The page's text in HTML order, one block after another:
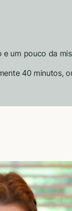
um pouco da
40 minutos,